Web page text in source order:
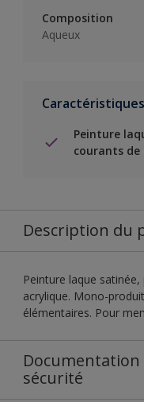
Composition
Aqueux
Peinture
courants
Description du
Peinture laque
acrylique. Mono-
élémentaires. Pour
sécurité